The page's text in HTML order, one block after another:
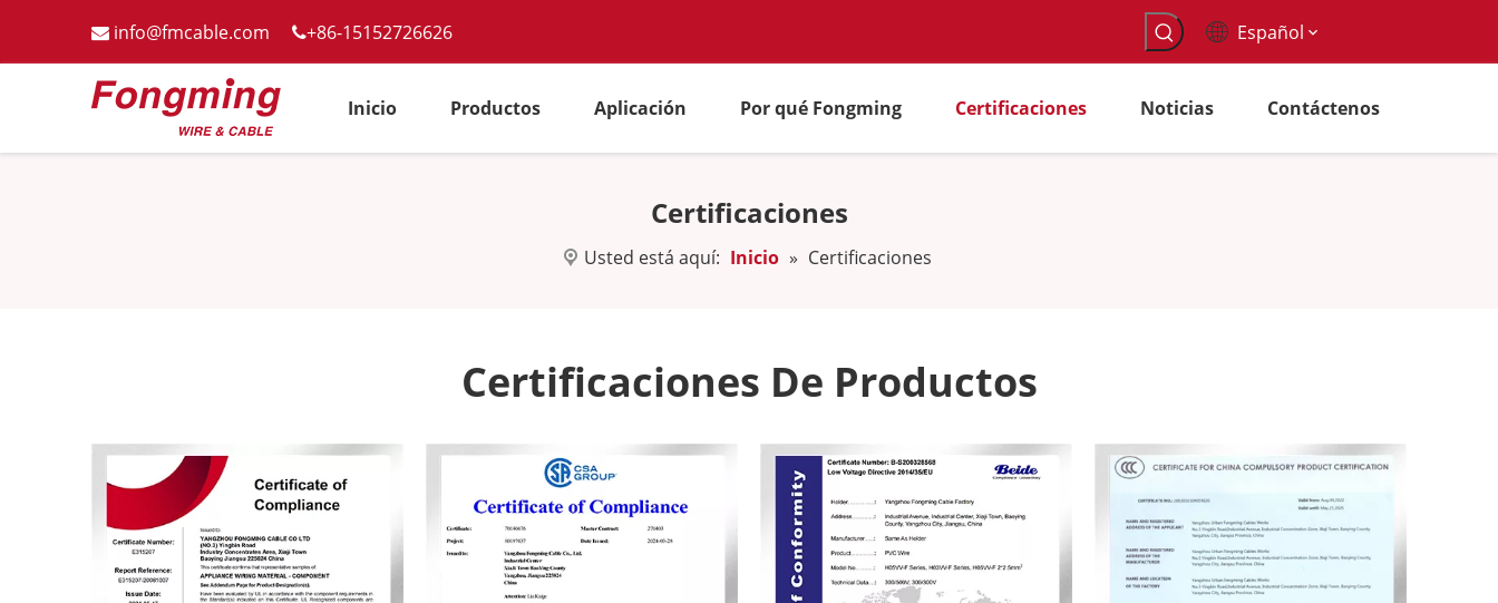
 info@fmcable.com +86-15152726626 Español
Inicio Productos Aplicación Por qué Fongming Certificaciones Noticias Contáctenos
Certificaciones
Usted está aquí: Inicio » Certificaciones
Certificaciones De Productos